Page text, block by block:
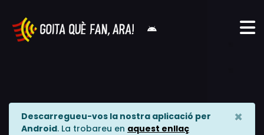
Descarregueu-vos la nostra aplicació per
Android. La trobareu en aquest enllaç
×